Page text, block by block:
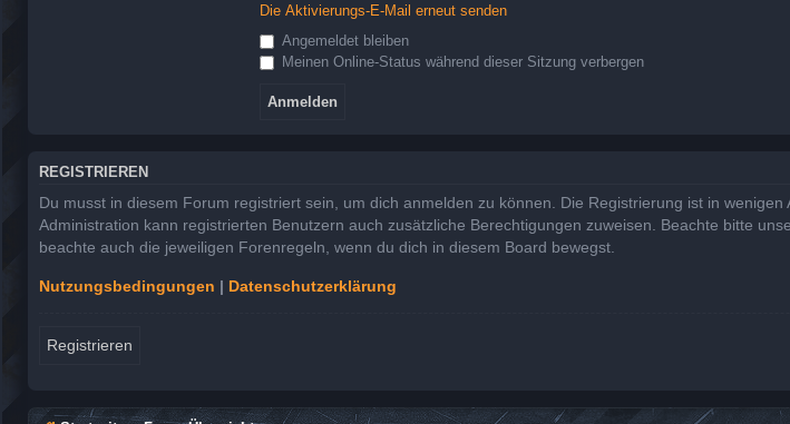
Die Aktivierungs-E-Mail erneut senden
Angemeldet bleiben
Meinen Online-Status während dieser Sitzung verbergen
REGISTRIEREN
Du musst in diesem Forum registriert sein, um dich anmelden zu können. Die Registrierung ist in
Administration kann registrierten Benutzern auch zusätzliche Berechtigungen zuweisen. Beachte bitte
beachte auch die jeweiligen Forenregeln, wenn du dich in diesem Board bewegst.
Nutzungsbedingungen | Datenschutzerklärung
Registrieren